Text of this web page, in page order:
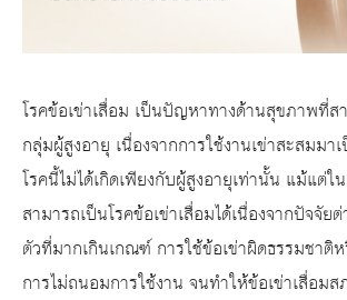
โรคข้อเข่าเสื่อม เป็นปัญหาทางด้านสุขภาพที่ส
กลุ่มผู้สูงอายุ เนื่องจากการใช้งานเข่าสะสมมา
โรคนี้ไม่ได้เกิดเพียงกับผู้สูงอายุเท่านั้น แม้แต่ใ
สามารถเป็นโรคข้อเข่าเสื่อมได้เนื่องจากปัจจัย
ตัวที่มากเกินเกณฑ์ การใช้ข้อเข่าผิดธรรมชาติ
การไม่ถนอมการใช้งาน จนทำให้ข้อเข่าเสื่อมส